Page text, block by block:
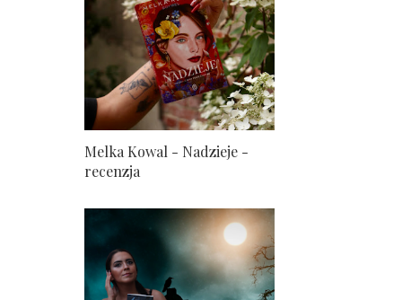
Melka Kowal - Nadzieje -
recenzja